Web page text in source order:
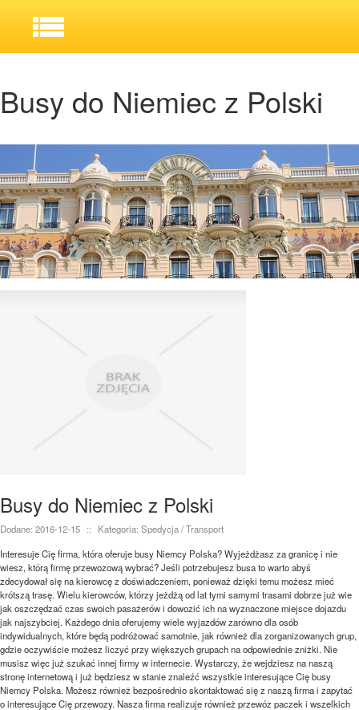
Busy do Niemiec z Polski
Busy do Niemiec z Polski
Dodane: 2016-12-15 ::
Kategoria: Spedycja / Transport
Interesuje Cię firma, która oferuje busy Niemcy Polska? Wyjeżdżasz za granicę i nie
wiesz, którą firmę przewozową wybrać? Jeśli potrzebujesz busa to warto abyś
zdecydował się na kierowcę z doświadczeniem, ponieważ dzięki temu możesz mieć
krótszą trasę. Wielu kierowców, którzy jeżdżą od lat tymi samymi trasami dobrze już wie
jak oszczędzać czas swoich pasażerów i dowozić ich na wyznaczone miejsce dojazdu
jak najszybciej. Każdego dnia oferujemy wiele wyjazdów zarówno dla osób
indywidualnych, które będą podróżować samotnie, jak również dla zorganizowanych grup,
gdzie oczywiście możesz liczyć przy większych grupach na odpowiednie zniżki. Nie
musisz więc już szukać innej firmy w internecie. Wystarczy, że wejdziesz na naszą
stronę internetową i już będziesz w stanie znaleźć wszystkie interesujące Cię busy
Niemcy Polska. Możesz również bezpośrednio skontaktować się z naszą firma i zapytać
o interesujące Cię przewozy. Nasza firma realizuje również przewóz paczek i wszelkich